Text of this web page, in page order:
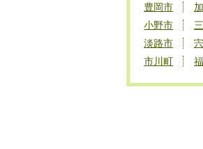
豊岡市
小野市
淡路市
市川町